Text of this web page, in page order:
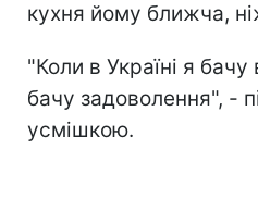
кухня йому ближча,
"Коли в Україні я бачу
бачу задоволення", -
усмішкою.